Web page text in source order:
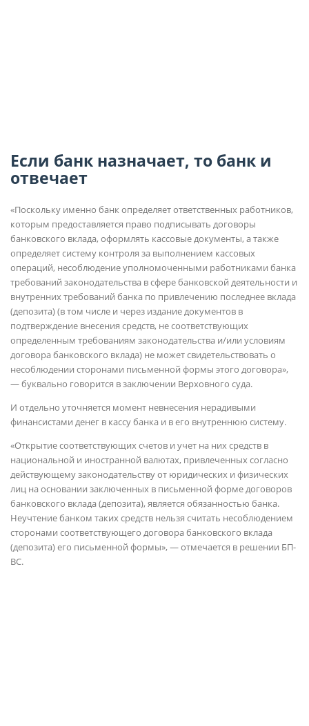
Если банк назначает, то банк и
отвечает
«Поскольку именно банк определяет ответственных работников,
которым предоставляется право подписывать договоры
банковского вклада, оформлять кассовые документы, а также
определяет систему контроля за выполнением кассовых
операций, несоблюдение уполномоченными работниками банка
требований законодательства в сфере банковской деятельности и
внутренних требований банка по привлечению последнее вклада
(депозита) (в том числе и через издание документов в
подтверждение внесения средств, не соответствующих
определенным требованиям законодательства и/или условиям
договора банковского вклада) не может свидетельствовать о
несоблюдении сторонами письменной формы этого договора»,
— буквально говорится в заключении Верховного суда.
И отдельно уточняется момент невнесения нерадивыми
финансистами денег в кассу банка и в его внутреннюю систему.
«Открытие соответствующих счетов и учет на них средств в
национальной и иностранной валютах, привлеченных согласно
действующему законодательству от юридических и физических
лиц на основании заключенных в письменной форме договоров
банковского вклада (депозита), является обязанностью банка.
Неучтение банком таких средств нельзя считать несоблюдением
сторонами соответствующего договора банковского вклада
(депозита) его письменной формы», — отмечается в решении БП-
ВС.